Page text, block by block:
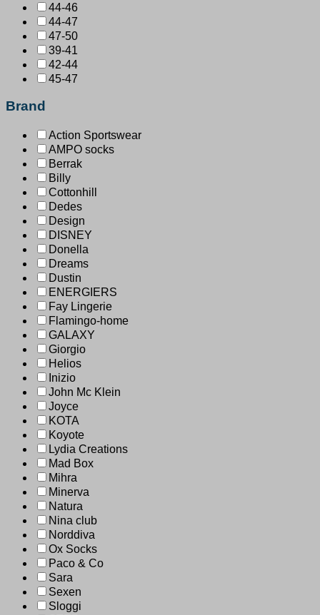
44-46
44-47
47-50
39-41
42-44
45-47
Brand
Action Sportswear
AMPO socks
Berrak
Billy
Cottonhill
Dedes
Design
DISNEY
Donella
Dreams
Dustin
ENERGIERS
Fay Lingerie
Flamingo-home
GALAXY
Giorgio
Helios
Inizio
John Mc Klein
Joyce
KOTA
Koyote
Lydia Creations
Mad Box
Mihra
Minerva
Natura
Nina club
Norddiva
Ox Socks
Paco & Co
Sara
Sexen
Sloggi